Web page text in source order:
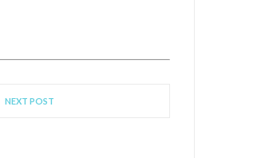
NEXT POST